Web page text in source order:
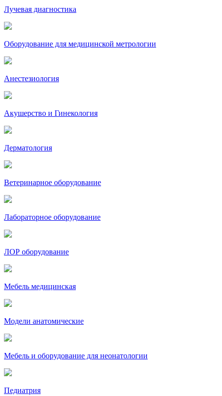
Лучевая диагностика
Оборудование для медицинской метрологии
Анестезиология
Акушерство и Гинекология
Дерматология
Ветеринарное оборудование
Лабораторное оборудование
ЛОР оборудование
Мебель медицинская
Модели анатомические
Мебель и оборудование для неонатологии
Педиатрия